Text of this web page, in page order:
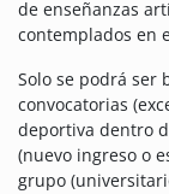
de enseñanzas
contemplados en
Solo se podrá ser
convocatorias
deportiva dentro
(nuevo ingreso o
grupo